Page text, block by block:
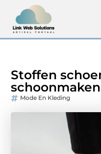
Stoffen
Mode En Kleding